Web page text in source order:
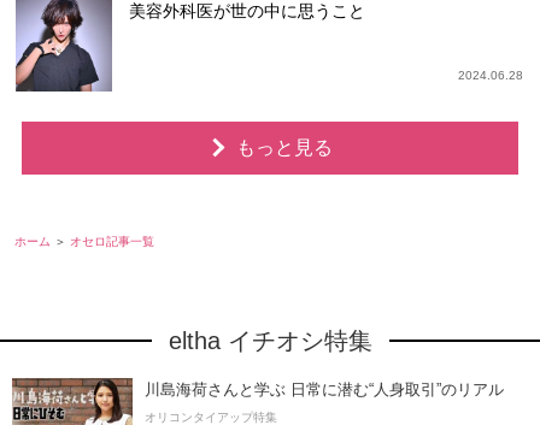
美容外科医が世の中に思うこと
2024.06.28
もっと見る
ホーム オセロ記事一覧
eltha イチオシ特集
川島海荷さんと学ぶ 日常に潜む“人身取引”のリアル
オリコンタイアップ特集